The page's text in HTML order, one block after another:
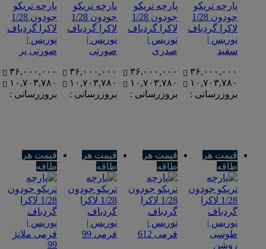
پارچه تریکو
جودون 1/28
لاکرا گردباف
نوریس |
سفید
۳۶,۰۰۰,۰۰۰
۱۰,۷۰۳,۷۸۰
بروزرسانی :
پارچه تریکو
جودون 1/28
لاکرا گردباف
نوریس |
صدری
۳۶,۰۰۰,۰۰۰
۱۰,۷۰۳,۷۸۰
بروزرسانی :
پارچه تریکو
جودون 1/28
لاکرا گردباف
نوریس |
صورتی
۳۶,۰۰۰,۰۰۰
۱۰,۷۰۳,۷۸۰
بروزرسانی :
پارچه تریکو
جودون 1/28
لاکرا گردباف
نوریس |
صورتی پر
۳۶,۰۰۰,۰۰۰
۱۰,۷۰۳,۷۸۰
بروزرسانی :
قیمت هر
طاقه
قیمت هر
طاقه
قیمت هر
طاقه
قیمت هر
طاقه